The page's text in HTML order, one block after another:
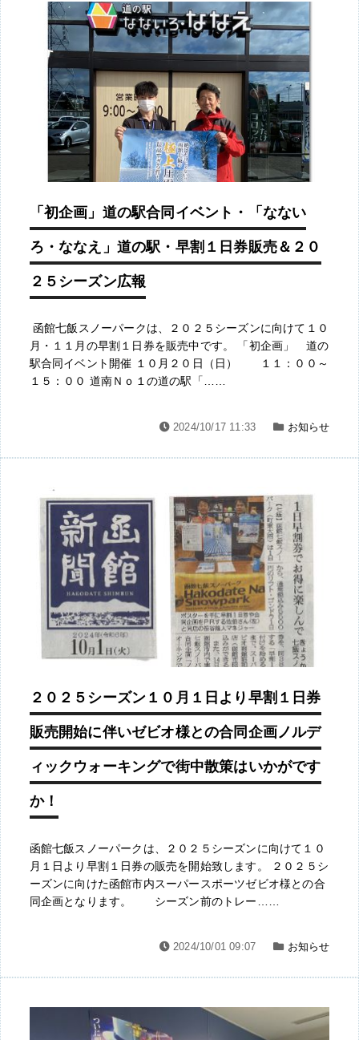
「初企画」道の駅合同イベント・「なない
ろ・ななえ」道の駅・早割１日券販売＆２０
２５シーズン広報
函館七飯スノーパークは、２０２５シーズンに向けて１０
月・１１月の早割１日券を販売中です。 「初企画」 道の
駅合同イベント開催 １０月２０日（日） １１：００～
１５：００ 道南Ｎｏ１の道の駅「……
2024/10/17 11:33 お知らせ
２０２５シーズン１０月１日より早割１日券
販売開始に伴いゼビオ様との合同企画ノルデ
ィックウォーキングで街中散策はいかがです
か！
函館七飯スノーパークは、２０２５シーズンに向けて１０
月１日より早割１日券の販売を開始致します。 ２０２５シ
ーズンに向けた函館市内スーパースポーツゼビオ様との合
同企画となります。 シーズン前のトレー……
2024/10/01 09:07 お知らせ